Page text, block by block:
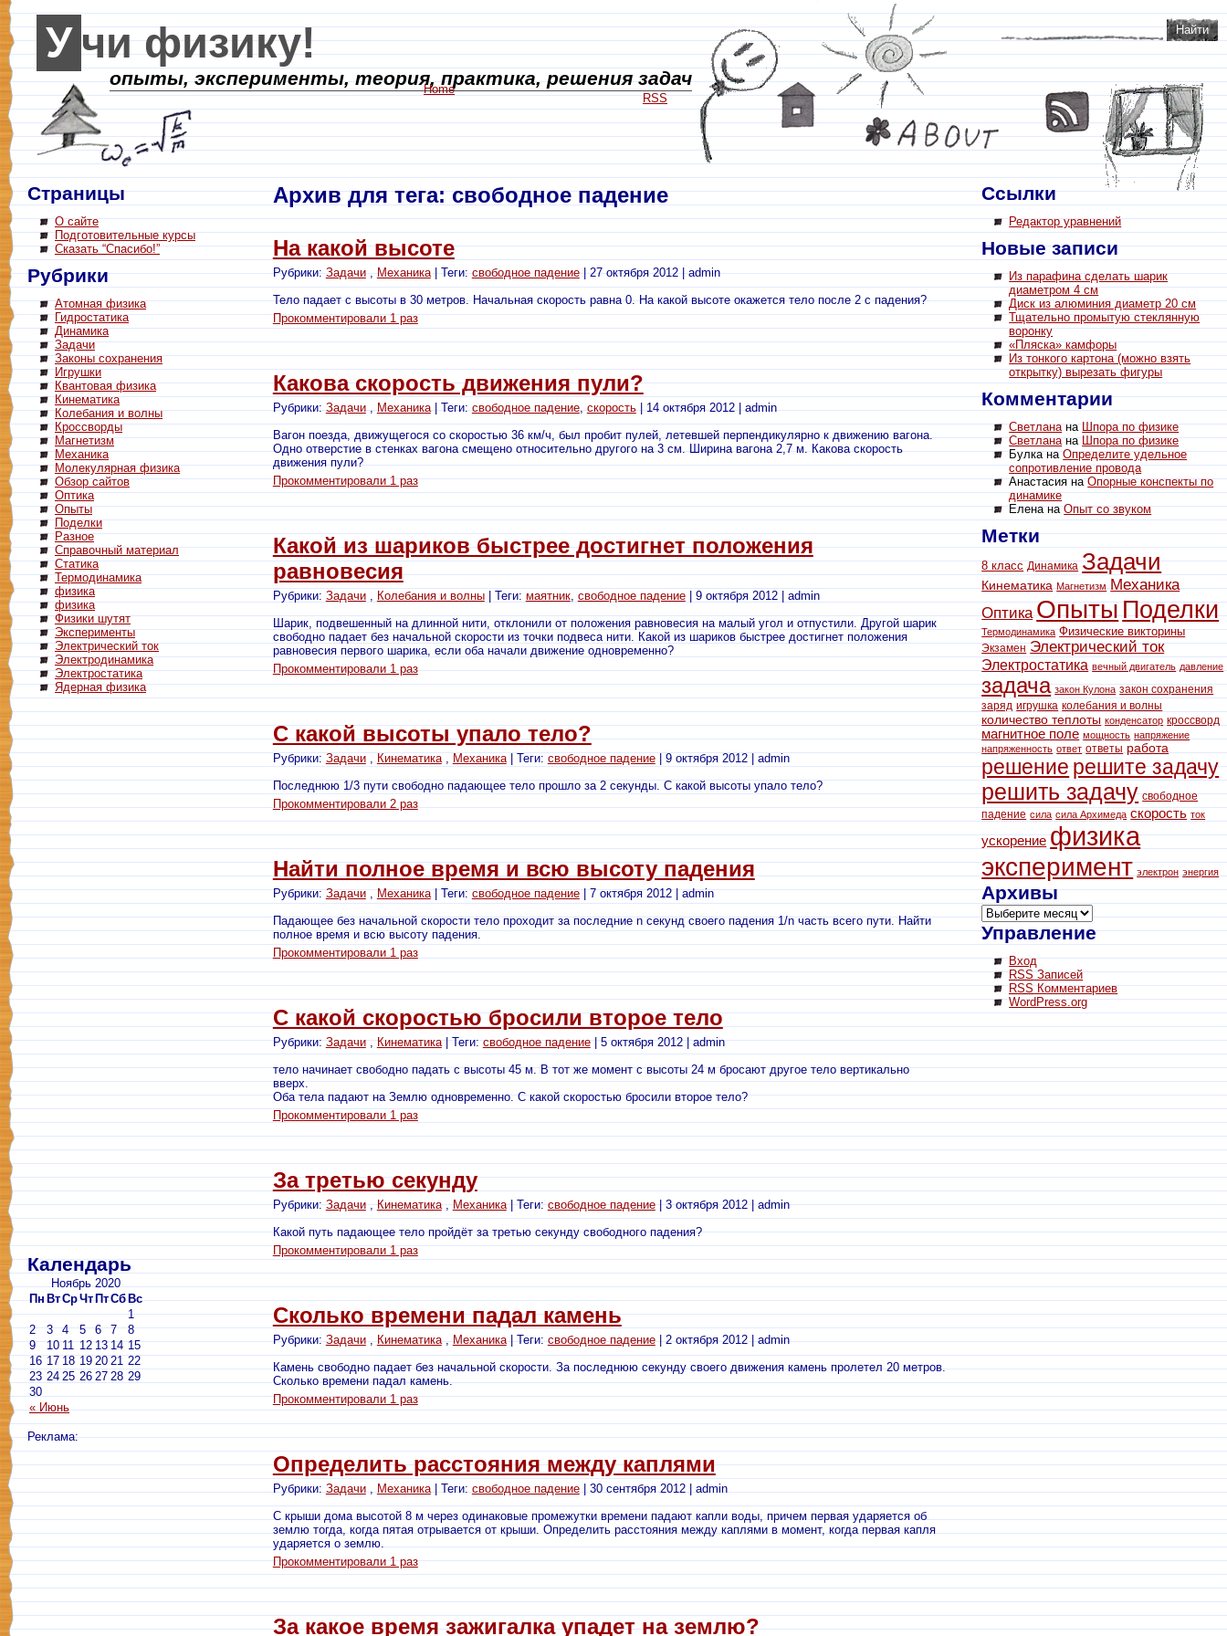
Страницы
О сайте
Подготовительные курсы
Сказать “Спасибо!”
Рубрики
Атомная физика
Гидростатика
Динамика
Задачи
Законы сохранения
Игрушки
Квантовая физика
Кинематика
Колебания и волны
Кроссворды
Магнетизм
Механика
Молекулярная физика
Обзор сайтов
Оптика
Опыты
Поделки
Разное
Справочный материал
Статика
Термодинамика
физика
физика
Физики шутят
Эксперименты
Электрический ток
Электродинамика
Электростатика
Ядерная физика
Календарь
Ноябрь 2020
ПнВтСрЧтПтСбВс
« Июнь
1
2
3 4 5 6 7
8
9
10 11 12 13 14 15
16 17 18 19 20 21 22
23 24 25 26 27 28 29
30
Реклама:
Архив для тега: свободное падение
На какой высоте
Рубрики:Задачи,Механика| Теги:свободное падение| 27 октября 2012 | admin
Тело падает с высоты в 30 метров. Начальная скорость равна 0. На какой высоте окажется тело после 2 с падения?
Прокомментировали 1 раз
Какова скорость движения пули?
Рубрики:Задачи,Механика| Теги:свободное падение,скорость| 14 октября 2012 | admin
Вагон поезда, движущегося со скоростью 36 км/ч, был пробит пулей, летевшей перпендикулярно к движению вагона.
Одно отверстие в стенках вагона смещено относительно другого на 3 см. Ширина вагона 2,7 м. Какова скорость
движения пули?
Прокомментировали 1 раз
Какой из шариков быстрее достигнет положения
равновесия
Рубрики: Задачи, Колебания и волны| Теги: маятник, свободное падение| 9 октября 2012 | admin
Шарик, подвешенный на длинной нити, отклонили от положения равновесия на малый угол и отпустили. Другой шарик
свободно падает без начальной скорости из точки подвеса нити. Какой из шариков быстрее достигнет положения
равновесия первого шарика, если оба начали движение одновременно?
Прокомментировали 1 раз
С какой высоты упало тело?
Рубрики: Задачи, Кинематика, Механика| Теги: свободное падение| 9 октября 2012 | admin
Последнюю 1/3 пути свободно падающее тело прошло за 2 секунды. С какой высоты упало тело?
Прокомментировали 2 раз
Найти полное время и всю высоту падения
Рубрики:Задачи,Механика| Теги:свободное падение| 7 октября 2012 | admin
Падающее без начальной скорости тело проходит за последние n секунд своего падения 1/n часть всего пути. Найти
полное время и всю высоту падения.
Прокомментировали 1 раз
С какой скоростью бросили второе тело
Рубрики:Задачи,Кинематика| Теги:свободное падение| 5 октября 2012 | admin
тело начинает свободно падать с высоты 45 м. В тот же момент с высоты 24 м бросают другое тело вертикально
вверх.
Оба тела падают на Землю одновременно. С какой скоростью бросили второе тело?
Прокомментировали 1 раз
За третью секунду
Рубрики:Задачи,Кинематика,Механика| Теги:свободное падение| 3 октября 2012 | admin
Какой путь падающее тело пройдёт за третью секунду свободного падения?
Прокомментировали 1 раз
Сколько времени падал камень
Рубрики:Задачи,Кинематика,Механика| Теги:свободное падение| 2 октября 2012 | admin
Камень свободно падает без начальной скорости. За последнюю секунду своего движения камень пролетел 20 метров.
Сколько времени падал камень.
Прокомментировали 1 раз
Определить расстояния между каплями
Рубрики:Задачи,Механика| Теги:свободное падение| 30 сентября 2012 | admin
С крыши дома высотой 8 м через одинаковые промежутки времени падают капли воды, причем первая ударяется об
землю тогда, когда пятая отрывается от крыши. Определить расстояния между каплями в момент, когда первая капля
ударяется о землю.
Прокомментировали 1 раз
За какое время зажигалка упадет на землю?
Ссылки
Редактор уравнений
Новые записи
Из парафина сделать шарик
диаметром 4 см
Диск из алюминия диаметр 20 см
Тщательно промытую стеклянную
воронку
«Пляска» камфоры
Из тонкого картона (можно взять
открытку) вырезать фигуры
Комментарии
СветлананаШпора по физике
СветлананаШпора по физике
Булка наОпределите удельное
сопротивление провода
Анастасия наОпорные конспекты по
динамике
Елена наОпыт со звуком
Метки
8 класс Динамика Задачи
Кинематика Магнетизм Механика
Оптика ОпытыПоделки
Термодинамика Физические викторины
Экзамен Электрический ток
Электростатика вечный двигатель давление
задача закон Кулона закон сохранения
заряд игрушка колебания и волны
количество теплоты конденсатор кроссворд
магнитное поле мощность напряжение
напряженность ответ ответы работа
решениерешите задачу
решить задачу свободное
падение сила сила Архимеда скорость ток
ускорение физика
эксперимент электрон энергия
Архивы
Управление
Вход
RSSЗаписей
RSSКомментариев
WordPress.org
Учи физику!
опыты, эксперименты, теория, практика, решения задач
Home
RSS